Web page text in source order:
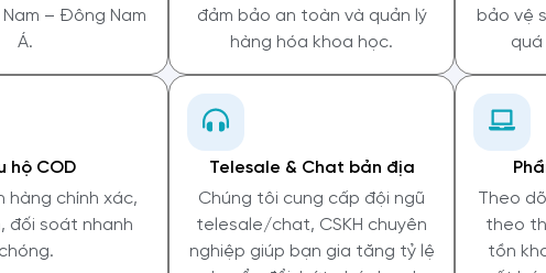
Nam – Đông Nam
Á.
đảm bảo an toàn và quản lý
hàng hóa khoa học.
bảo vệ
quá
hộ COD
hàng chính xác,
đối soát nhanh
chóng.
Telesale & Chat bản địa
Chúng tôi cung cấp đội ngũ
telesale/chat, CSKH chuyên
nghiệp giúp bạn gia tăng tỷ lệ
Theo
theo
tồn